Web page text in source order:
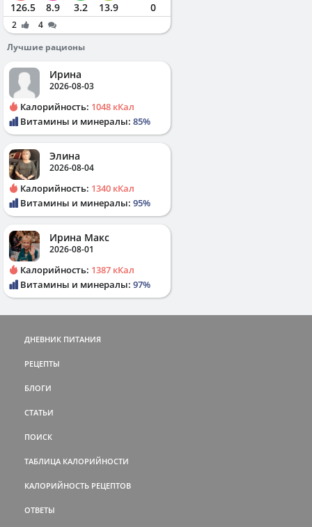
126.5 8.9 3.2 13.9 0
2
4
Лучшие рационы
Ирина
2026-08-03
Калорийность: 1048 кКал
Витамины и минералы: 85%
Элина
2026-08-04
Калорийность: 1340 кКал
Витамины и минералы: 95%
Ирина Макс
2026-08-01
Калорийность: 1387 кКал
Витамины и минералы: 97%
ДНЕВНИК ПИТАНИЯ
РЕЦЕПТЫ
БЛОГИ
СТАТЬИ
ПОИСК
ТАБЛИЦА КАЛОРИЙНОСТИ
КАЛОРИЙНОСТЬ РЕЦЕПТОВ
ОТВЕТЫ